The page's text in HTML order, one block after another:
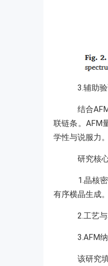
3.辅助验
结合
联链条。AFM
学性与说服力。
研究核
1.晶核密
有序横晶生成。
2.工艺与
3.AFM纳
该研究